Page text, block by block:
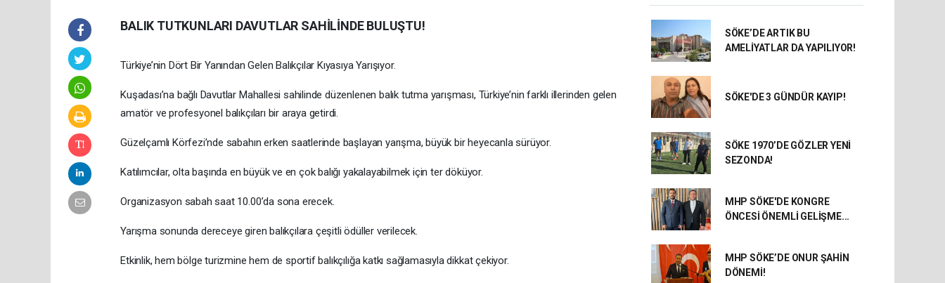
BALIK TUTKUNLARI DAVUTLAR SAHİLİNDE BULUŞTU!
Türkiye’nin Dört Bir Yanından Gelen Balıkçılar Kıyasıya Yarışıyor.
Kuşadası’na bağlı Davutlar Mahallesi sahilinde düzenlenen balık tutma yarışması, Türkiye’nin farklı illerinden gelen
amatör ve profesyonel balıkçıları bir araya getirdi.
Güzelçamlı Körfezi’nde sabahın erken saatlerinde başlayan yarışma, büyük bir heyecanla sürüyor.
Katılımcılar, olta başında en büyük ve en çok balığı yakalayabilmek için ter döküyor.
Organizasyon sabah saat 10.00’da sona erecek.
Yarışma sonunda dereceye giren balıkçılara çeşitli ödüller verilecek.
Etkinlik, hem bölge turizmine hem de sportif balıkçılığa katkı sağlamasıyla dikkat çekiyor.
SÖKE’DE ARTIK BU
AMELİYATLAR DA YAPILIYOR!
SÖKE'DE 3 GÜNDÜR KAYIP!
SÖKE 1970’DE GÖZLER YENİ
SEZONDA!
MHP SÖKE'DE KONGRE
ÖNCESİ ÖNEMLİ GELİŞME...
MHP SÖKE’DE ONUR ŞAHİN
DÖNEMİ!